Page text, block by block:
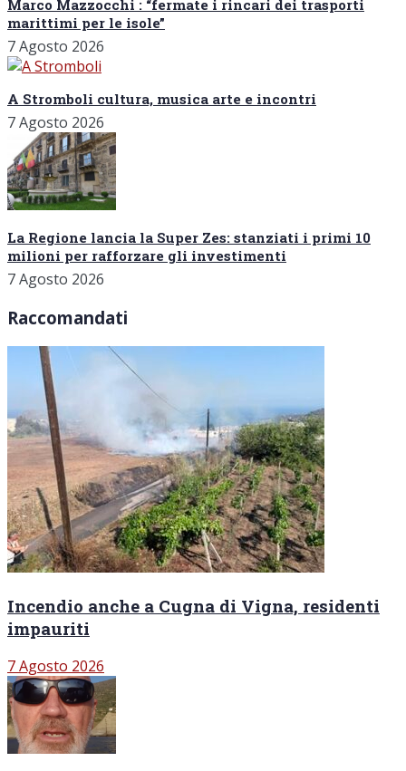
Marco Mazzocchi : “fermate i rincari dei trasporti
marittimi per le isole”
7 Agosto 2026
A Stromboli cultura, musica arte e incontri
7 Agosto 2026
La Regione lancia la Super Zes: stanziati i primi 10
milioni per rafforzare gli investimenti
7 Agosto 2026
Raccomandati
Incendio anche a Cugna di Vigna, residenti
impauriti
7 Agosto 2026